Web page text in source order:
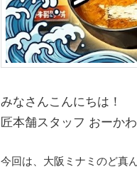
みなさんこんにちは！
匠本舗スタッフ おーか
今回は、大阪ミナミのど真